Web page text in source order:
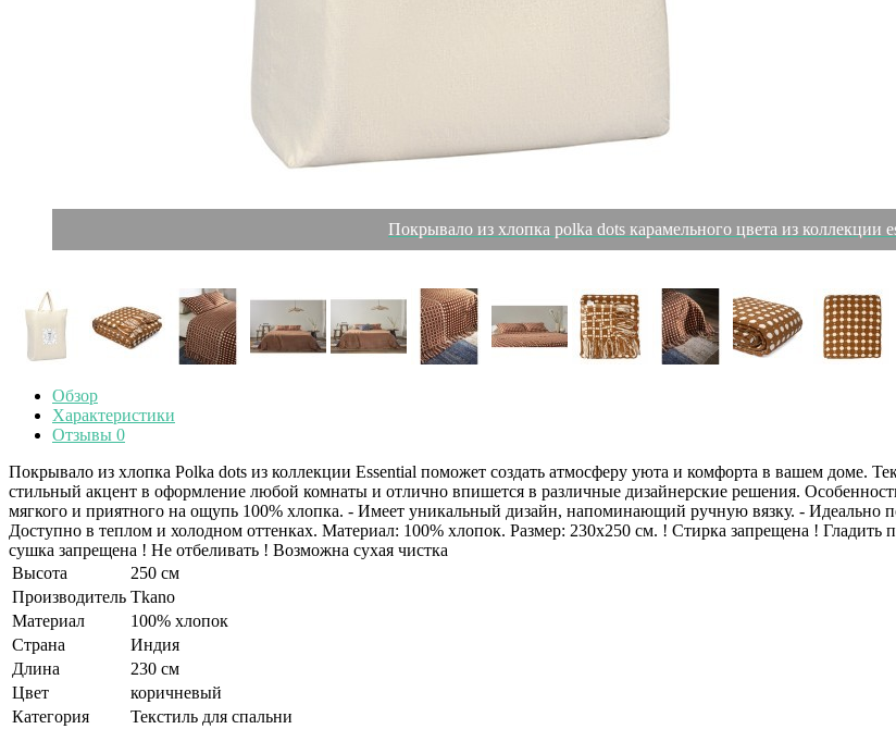
Покрывало из хлопка polka dots карамельного цвета из коллекции
Обзор
Характеристики
Отзывы 0
Покрывало из хлопка Polka dots из коллекции Essential поможет создать атмосферу уюта и комфорта в вашем доме.
стильный акцент в оформление любой комнаты и отлично впишется в различные дизайнерские решения.
мягкого и приятного на ощупь 100% хлопка. - Имеет уникальный дизайн, напоминающий ручную вязку. - Идеально
Доступно в теплом и холодном оттенках. Материал: 100% хлопок. Размер: 230х250 см. ! Стирка запрещена ! Гладить
сушка запрещена ! Не отбеливать ! Возможна сухая чистка
Высота
250 см
Производитель Tkano
Материал
100% хлопок
Страна
Индия
Длина
230 см
Цвет
коричневый
Категория
Текстиль для спальни